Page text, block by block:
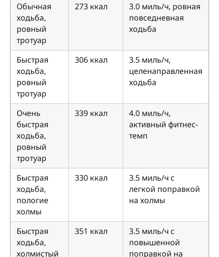
Обычная
ходьба,
ровный
тротуар
273 ккал
3.0 миль/ч, ровная
повседневная
ходьба
Быстрая
ходьба,
ровный
тротуар
306 ккал
3.5 миль/ч,
целенаправленная
ходьба
Очень
быстрая
ходьба,
ровный
тротуар
339 ккал
4.0 миль/ч,
активный фитнес-
темп
Быстрая
ходьба,
пологие
холмы
330 ккал
3.5 миль/ч с
легкой поправкой
на холмы
Быстрая
ходьба,
холмистый
351 ккал
3.5 миль/ч с
повышенной
поправкой на